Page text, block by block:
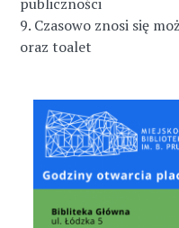
9. Czasowo znosi się
oraz toalet